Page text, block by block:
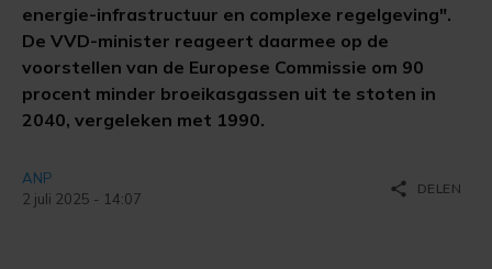
energie-infrastructuur en complexe regelgeving".
De VVD-minister reageert daarmee op de
voorstellen van de Europese Commissie om 90
procent minder broeikasgassen uit te stoten in
2040, vergeleken met 1990.
ANP
2 juli 2025 - 14:07
share DELEN